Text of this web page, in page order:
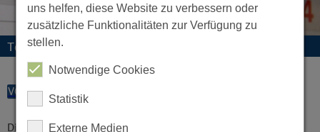
Termine und Veranstaltungen
VORLESEN
Diese Veranstaltung existiert nicht.
uns helfen, diese Website zu verbessern oder
zusätzliche Funktionalitäten zur Verfügung zu
stellen.
Notwendige Cookies
Statistik
Externe Medien